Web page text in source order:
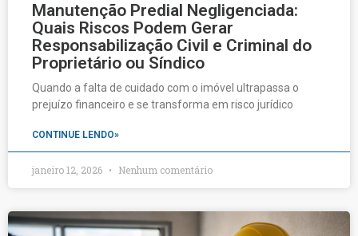
Manutenção Predial Negligenciada:
Quais Riscos Podem Gerar
Responsabilização Civil e Criminal do
Proprietário ou Síndico
Quando a falta de cuidado com o imóvel ultrapassa o
prejuízo financeiro e se transforma em risco jurídico
CONTINUE LENDO»
janeiro 12, 2026 Nenhum comentário